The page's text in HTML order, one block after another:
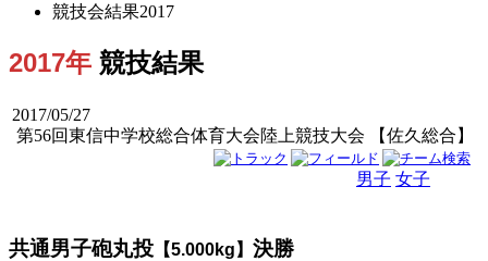
競技会結果2017
2017年 競技結果
2017/05/27
第56回東信中学校総合体育大会陸上競技大会 【佐久総合】
男子 女子
共通男子砲丸投 【5.000kg】 決勝